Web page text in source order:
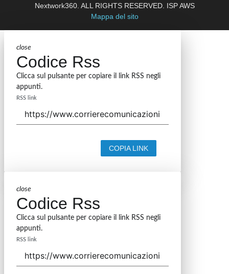
Nextwork360. ALL RIGHTS RESERVED. ISP AWS
Mappa del sito
close
Codice Rss
Clicca sul pulsante per copiare il link RSS negli
appunti.
RSS link
COPIA LINK
close
Codice Rss
Clicca sul pulsante per copiare il link RSS negli
appunti.
RSS link